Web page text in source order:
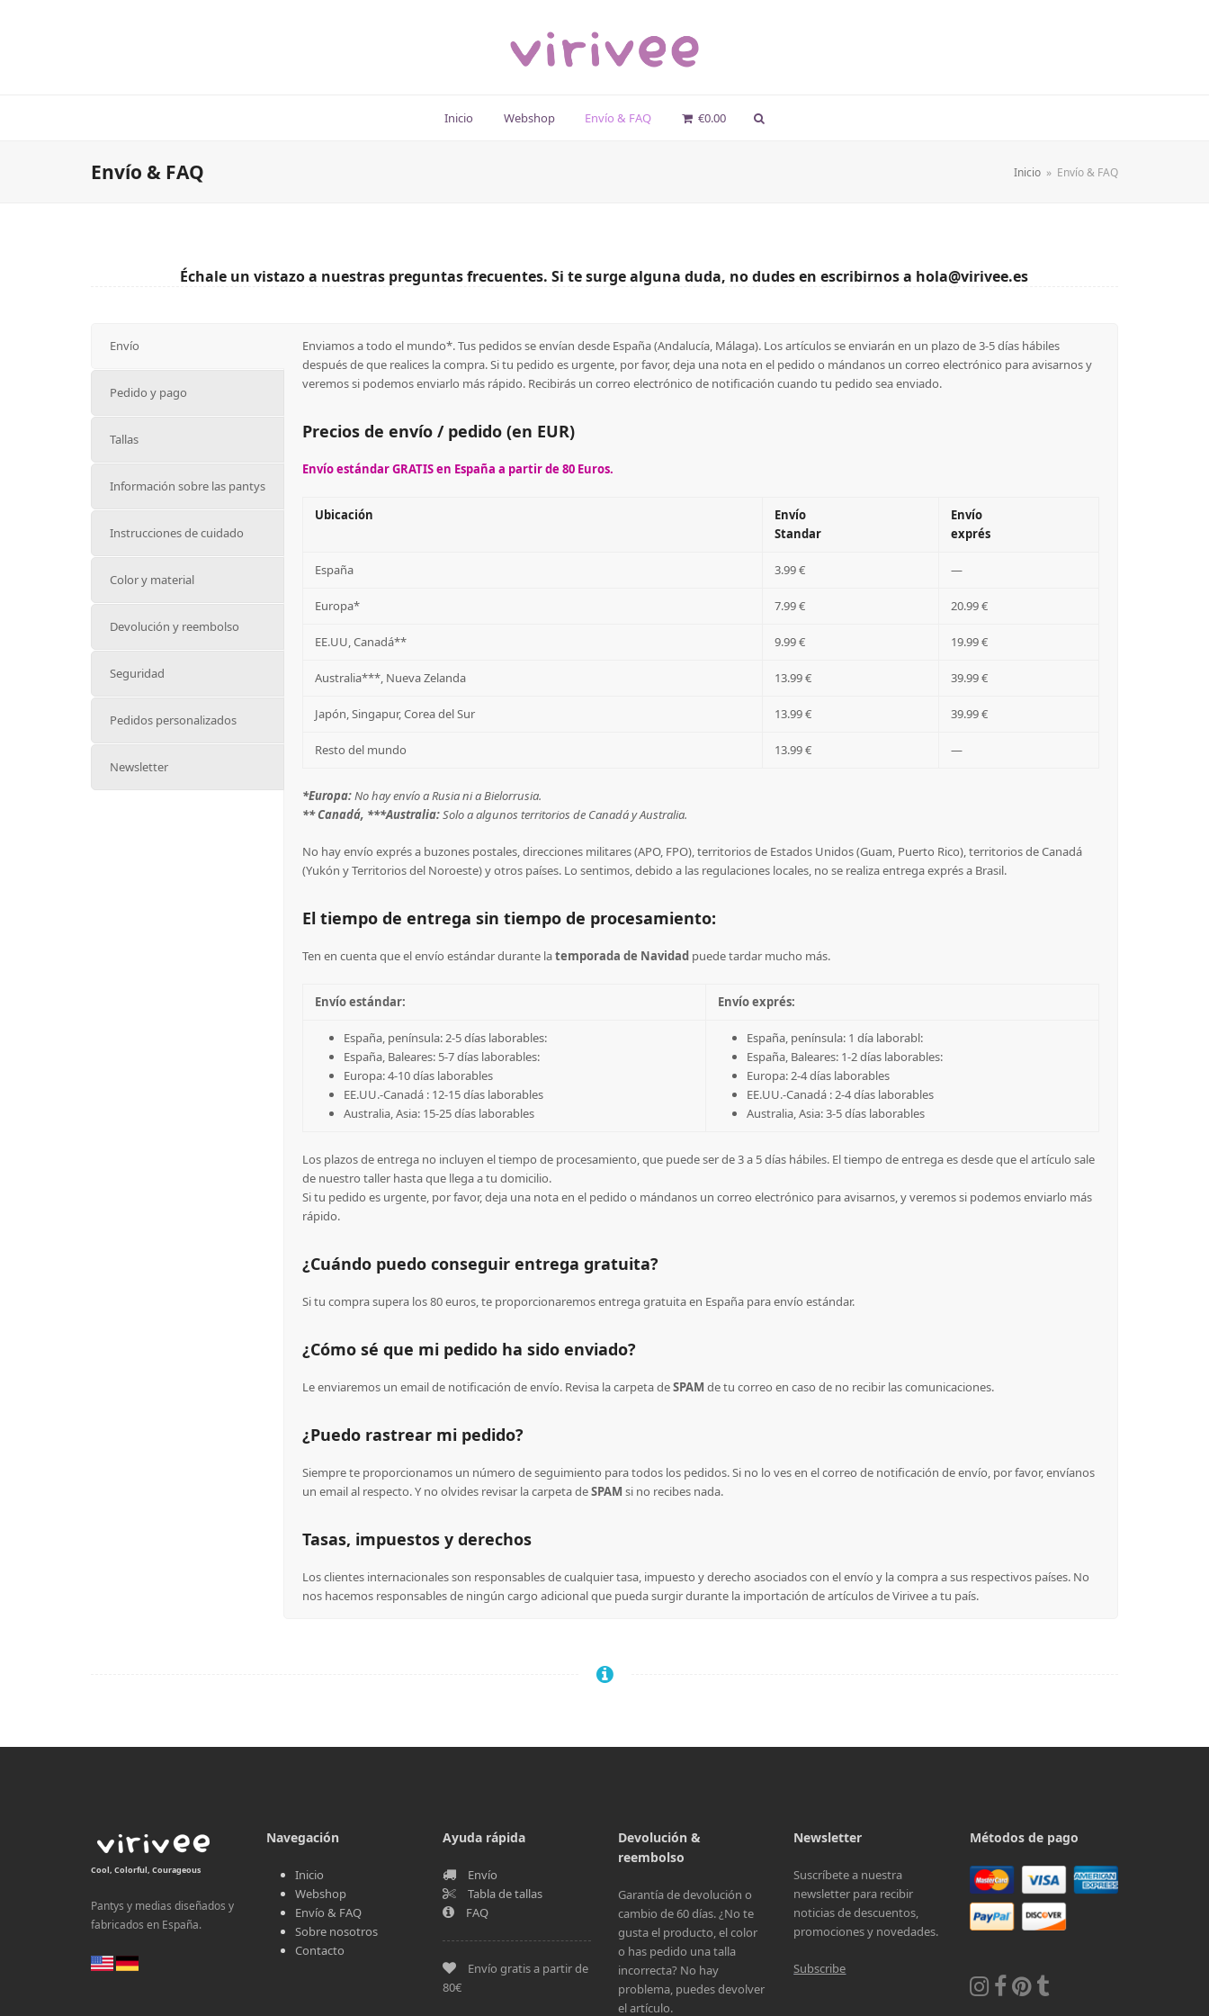
Inicio Webshop Envío & FAQ €0.00
Envío & FAQ Inicio » Envío & FAQ
Échale un vistazo a nuestras preguntas frecuentes. Si te surge alguna duda, no dudes en escribirnos a hola@virivee.es
Envío
Pedido y pago
Tallas
Información sobre las pantys
Instrucciones de cuidado
Color y material
Devolución y reembolso
Seguridad
Pedidos personalizados
Newsletter
Enviamos a todo el mundo*. Tus pedidos se envían desde España (Andalucía, Málaga). Los artículos se enviarán en un plazo de 3-5 días hábiles
después de que realices la compra. Si tu pedido es urgente, por favor, deja una nota en el pedido o mándanos un correo electrónico para avisarnos y
veremos si podemos enviarlo más rápido. Recibirás un correo electrónico de notificación cuando tu pedido sea enviado.
Precios de envío / pedido (en EUR)
Envío estándar GRATIS en España a partir de 80 Euros.
Ubicación
Envío
Standar
Envío
exprés
España 3.99 € —
Europa* 7.99 € 20.99 €
EE.UU, Canadá** 9.99 € 19.99 €
Australia***, Nueva Zelanda 13.99 € 39.99 €
Japón, Singapur, Corea del Sur 13.99 € 39.99 €
Resto del mundo 13.99 € —
*Europa:No hay envío a Rusia ni a Bielorrusia.
** Canadá, ***Australia:Solo a algunos territorios de Canadá y Australia.
No hay envío exprés a buzones postales, direcciones militares (APO, FPO), territorios de Estados Unidos (Guam, Puerto Rico), territorios de Canadá
(Yukón y Territorios del Noroeste) y otros países. Lo sentimos, debido a las regulaciones locales, no se realiza entrega exprés a Brasil.
El tiempo de entrega sin tiempo de procesamiento:
Ten en cuenta que el envío estándar durante latemporada de Navidadpuede tardar mucho más.
Envío estándar: Envío exprés:
España, península: 2-5 días laborables:
España, Baleares: 5-7 días laborables:
Europa: 4-10 días laborables
EE.UU.-Canadá : 12-15 días laborables
Australia, Asia: 15-25 días laborables
España, península: 1 día laborabl:
España, Baleares: 1-2 días laborables:
Europa: 2-4 días laborables
EE.UU.-Canadá : 2-4 días laborables
Australia, Asia: 3-5 días laborables
Los plazos de entrega no incluyen el tiempo de procesamiento, que puede ser de 3 a 5 días hábiles. El tiempo de entrega es desde que el artículo sale
de nuestro taller hasta que llega a tu domicilio.
Si tu pedido es urgente, por favor, deja una nota en el pedido o mándanos un correo electrónico para avisarnos, y veremos si podemos enviarlo más
rápido.
¿Cuándo puedo conseguir entrega gratuita?
Si tu compra supera los 80 euros, te proporcionaremos entrega gratuita en España para envío estándar.
¿Cómo sé que mi pedido ha sido enviado?
Le enviaremos un email de notificación de envío. Revisa la carpeta deSPAM de tu correo en caso de no recibir las comunicaciones.
¿Puedo rastrear mi pedido?
Siempre te proporcionamos un número de seguimiento para todos los pedidos. Si no lo ves en el correo de notificación de envío, por favor, envíanos
un email al respecto. Y no olvides revisar la carpeta deSPAM si no recibes nada.
Tasas, impuestos y derechos
Los clientes internacionales son responsables de cualquier tasa, impuesto y derecho asociados con el envío y la compra a sus respectivos países. No
nos hacemos responsables de ningún cargo adicional que pueda surgir durante la importación de artículos de Virivee a tu país.
Cool, Colorful, Courageous
Pantys y medias diseñados y
fabricados en España.
Navegación
Inicio
Webshop
Envío & FAQ
Sobre nosotros
Contacto
Ayuda rápida
Envío
Tabla de tallas
FAQ
Envío gratis a partir de
80€
Devolución &
reembolso
Garantía de devolución o
cambio de 60 días. ¿No te
gusta el producto, el color
o has pedido una talla
incorrecta? No hay
problema, puedes devolver
el artículo.
Newsletter
Suscríbete a nuestra
newsletter para recibir
noticias de descuentos,
promociones y novedades.
Subscribe
Métodos de pago